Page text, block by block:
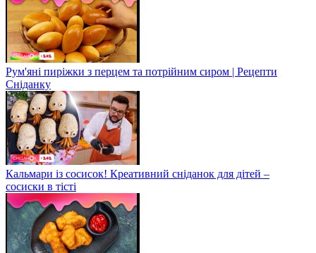
Рум'яні пиріжки з перцем та потрійним сиром | Рецепти
Сніданку
Кальмари із сосисок! Креативний сніданок для дітей –
сосиски в тісті